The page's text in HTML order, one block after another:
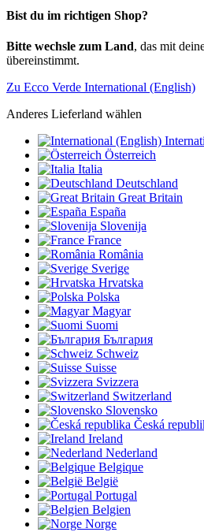
Bist du im richtigen Shop?
Bitte wechsle zum Land, das mit
übereinstimmt.
Zu Ecco Verde International (English)
Anderes Lieferland wählen
Österreich
Italia
Deutschland
Great Britain
España
Slovenija
France
România
Sverige
Hrvatska
Polska
Magyar
Suomi
България
Schweiz
Suisse
Svizzera
Switzerland
Slovensko
Česká
Ireland
Nederland
Belgique
België
Portugal
Belgien
Norge